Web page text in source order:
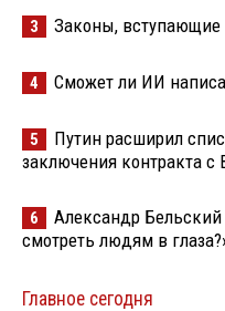
3 Законы, вступающие
4 Сможет ли ИИ
5
Путин расширил
заключения контракта с
6
Александр Бельский
смотреть людям в
Главное сегодня